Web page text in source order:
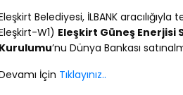
Belediyesi, İLBANK
W1) Eleşkirt Güneş Enerjisi
Kurulumu’nu Dünya Bankası
İçin Tıklayınız..